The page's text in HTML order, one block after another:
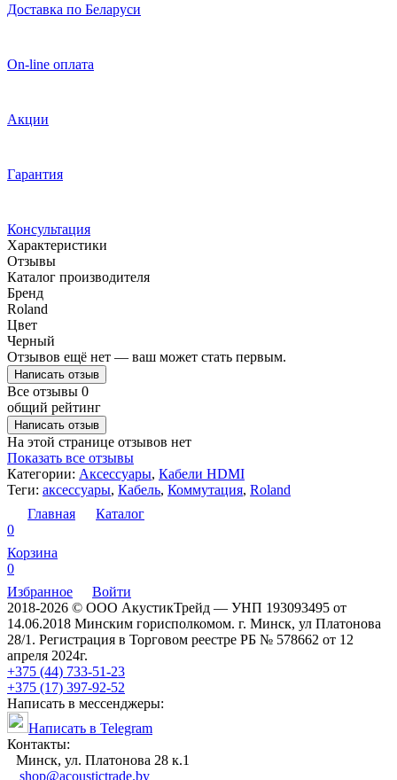
Доставка по Беларуси
On-line оплата
Акции
Гарантия
Консультация
Характеристики
Отзывы
Каталог производителя
Бренд
Roland
Цвет
Черный
Отзывов ещё нет — ваш может стать первым.
Написать отзыв
Все отзывы 0
общий рейтинг
Написать отзыв
На этой странице отзывов нет
Показать все отзывы
Категории: Аксессуары, Кабели HDMI
Теги: аксессуары, Кабель, Коммутация, Roland
Главная
Каталог
0
Корзина
0
Избранное
Войти
2018-2026 © ООО АкустикТрейд — УНП 193093495 от
14.06.2018 Минским горисполкомом. г. Минск, ул Платонова
28/1. Регистрация в Торговом реестре РБ № 578662 от 12
апреля 2024г.
+375 (44) 733-51-23
+375 (17) 397-92-52
Написать в мессенджеры:
Написать в Telegram
Контакты:
Минск, ул. Платонова 28 к.1
shop@acoustictrade.by